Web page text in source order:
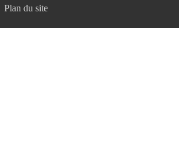
Plan du site